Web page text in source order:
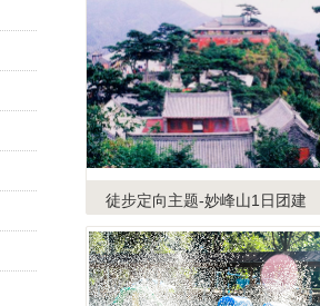
徒步定向主题-妙峰山1日团建